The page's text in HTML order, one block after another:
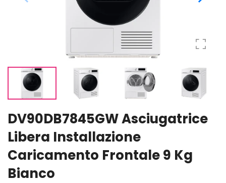
DV90DB7845GW Asciugatrice
Libera Installazione
Caricamento Frontale 9 Kg
Bianco